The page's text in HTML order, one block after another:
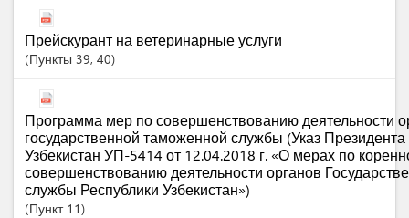
Прейскурант на ветеринарные услуги
Пункты 39, 40
Программа мер по совершенствованию деятельности
государственной таможенной службы (Указ
Узбекистан УП-5414 от 12.04.2018 г. «О мерах по
совершенствованию деятельности органов
службы Республики Узбекистан»)
Пункт 11